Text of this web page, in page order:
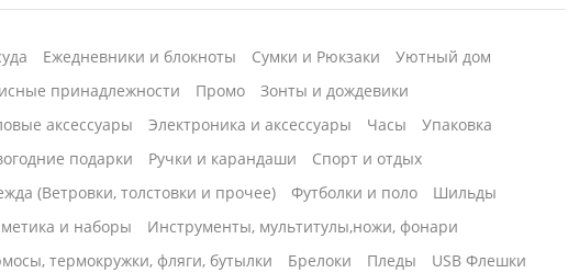
Ежедневники и блокноты Сумки и Рюкзаки
Уютный дом
принадлежности
Промо
Зонты и дождевики
аксессуары
Электроника и аксессуары Часы
Упаковка
подарки
Ручки и карандаши
Спорт и отдых
(Ветровки, толстовки и прочее)
Футболки и поло
Шильды
и наборы
Инструменты, мультитулы,ножи, фонари
термокружки, фляги, бутылки
Брелоки Пледы
USB Флешки